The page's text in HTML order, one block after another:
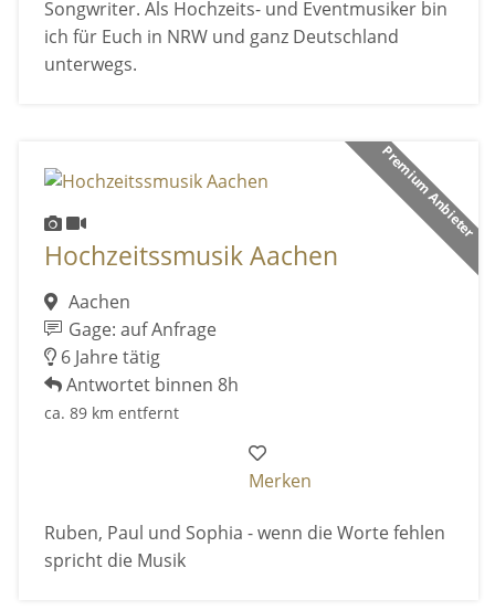
Songwriter. Als Hochzeits- und Eventmusiker bin
ich für Euch in NRW und ganz Deutschland
unterwegs.
Premium Anbieter
Hochzeitssmusik Aachen
Aachen
Gage: auf Anfrage
6 Jahre tätig
Antwortet binnen 8h
ca. 89 km entfernt
Merken
Ruben, Paul und Sophia - wenn die Worte fehlen
spricht die Musik